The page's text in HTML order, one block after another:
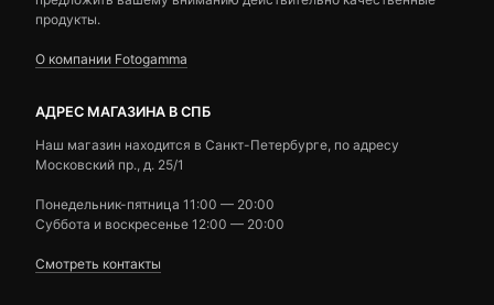
продукты.
О компании Fotogamma
АДРЕС МАГАЗИНА В СПБ
Наш магазин находится в Санкт-Петербурге, по адресу
Московский пр., д. 25/1
Понедельник-пятница 11:00 — 20:00
Суббота и воскресенье 12:00 — 20:00
Смотреть контакты